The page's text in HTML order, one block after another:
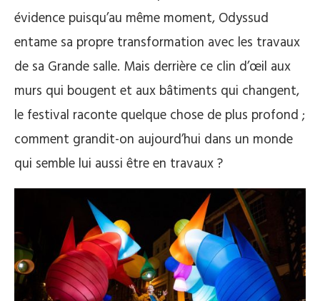
évidence puisqu’au même moment, Odyssud
entame sa propre transformation avec les travaux
de sa Grande salle. Mais derrière ce clin d’œil aux
murs qui bougent et aux bâtiments qui changent,
le festival raconte quelque chose de plus profond ;
comment grandit-on aujourd’hui dans un monde
qui semble lui aussi être en travaux ?